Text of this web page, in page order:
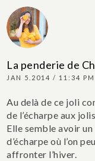
La penderie de
JAN 5.2014 / 11:34 PM
Au delà de ce joli
de l’écharpe aux
Elle semble avoir
d’écharpe où l’on
affronter l’hiver.